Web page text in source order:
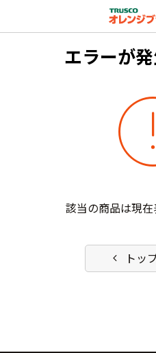
エラーが
該当の商品は現在
chevron_left トッ